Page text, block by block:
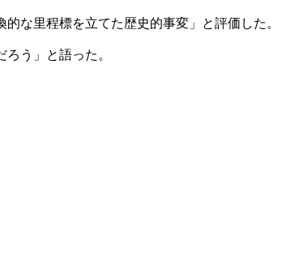
な里程標を立てた歴史的事変」と評価した。
う」と語った。